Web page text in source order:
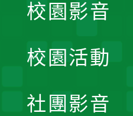
校園影音
校園活動
社團影音